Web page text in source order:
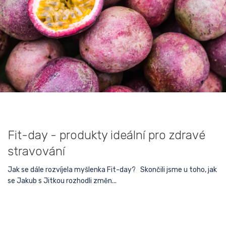
Fit-day - produkty ideální pro zdravé
stravování
Jak se dále rozvíjela myšlenka Fit-day? Skončili jsme u toho, jak
se Jakub s Jitkou rozhodli změn...